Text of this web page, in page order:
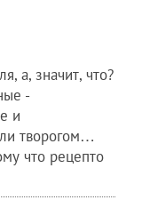
а, значит, что?
-
и
творогом…
что рецепто